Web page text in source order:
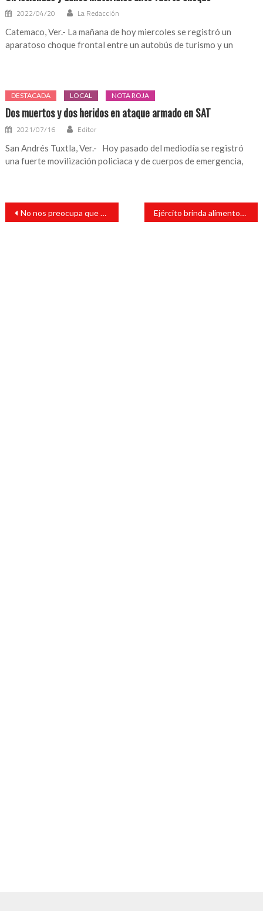
2022/04/20 La Redacción
Catemaco, Ver.- La mañana de hoy miercoles se registró un
aparatoso choque frontal entre un autobús de turismo y un
DESTACADA LOCAL NOTA ROJA
Dos muertos y dos heridos en ataque armado en SAT
2021/07/16 Editor
San Andrés Tuxtla, Ver.- Hoy pasado del mediodía se registró
una fuerte movilización policiaca y de cuerpos de emergencia,
Navegación
entradas
No nos preocupa que Veracruz tenga alerta en EU: Cisneros Ejército brinda alimentos a migrantes varados en Chiapas